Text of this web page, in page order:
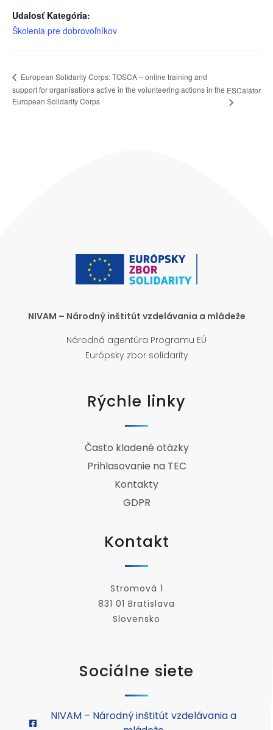
Udalosť Kategória:
Školenia pre dobrovoľníkov
European Solidarity Corps: TOSCA – online training and
support for organisations active in the volunteering actions in the
European Solidarity Corps
ESCalátor
NIVAM – Národný inštitút vzdelávania a mládeže
Národná agentúra Programu EÚ
Európsky zbor solidarity
Rýchle linky
Často kladené otázky
Prihlasovanie na TEC
Kontakty
GDPR
Kontakt
Stromová 1
831 01 Bratislava
Slovensko
Sociálne siete
NIVAM – Národný inštitút vzdelávania a